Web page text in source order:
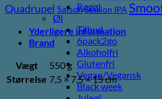
Røgøl
Øl
Tilbud
6pack2go
Alkoholfri
Glutenfri
Vegan/Vegansk
Black week
Quadrupel SaisonSession IPA
Yderligere information
Brand
Vægt
550 g
Størrelse 7,5 × 7,5 × 15 cm